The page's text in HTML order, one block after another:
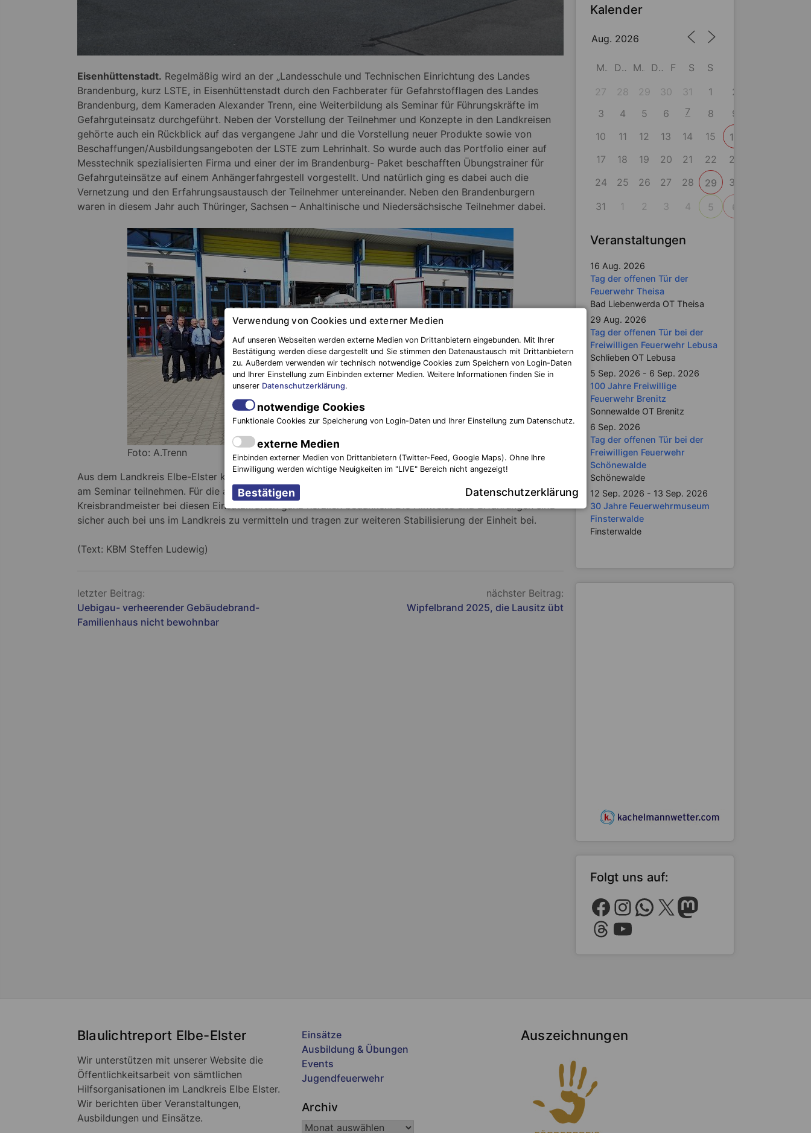
Eisenhüttenstadt. Regelmäßig wird an der „Landesschule und Technischen Einrichtung des Landes
Brandenburg, kurz LSTE, in Eisenhüttenstadt durch den Fachberater für Gefahrstofflagen des Landes
Brandenburg, dem Kameraden Alexander Trenn, eine Weiterbildung als Seminar für Führungskräfte im
Gefahrguteinsatz durchgeführt. Neben der Vorstellung der Teilnehmer und Konzepte in den Landkreisen
gehörte auch ein Rückblick auf das vergangene Jahr und die Vorstellung neuer Produkte sowie von
Beschaffungen/Ausbildungsangeboten der LSTE zum Lehrinhalt. So wurde auch das Portfolio einer auf
Messtechnik spezialisierten Firma und einer der im Brandenburg- Paket beschafften Übungstrainer für
Gefahrguteinsätze auf einem Anhängerfahrgestell vorgestellt. Und natürlich ging es dabei auch die
Vernetzung und den Erfahrungsaustausch der Teilnehmer untereinander. Neben den Brandenburgern
waren in diesem Jahr auch Thüringer, Sachsen – Anhaltinische und Niedersächsische Teilnehmer dabei.
Foto: A.Trenn
Aus dem Landkreis Elbe-Elster konnten zwei Kameraden aus dem Amt Elsterland, Ortswehr Rückersdorf,
am Seminar teilnehmen. Für die aufgebrachte Zeit und Arbeit möchte sich das Team der
Kreisbrandmeister bei diesen Einsatzkräften ganz herzlich bedanken. Die Hinweise und Erfahrungen sind
sicher auch bei uns im Landkreis zu vermitteln und tragen zur weiteren Stabilisierung der Einheit bei.
(Text: KBM Steffen Ludewig)
Beitragsnavigation
letzter Beitrag:
Uebigau- verheerender Gebäudebrand-
Familienhaus nicht bewohnbar
nächster Beitrag:
Wipfelbrand 2025, die Lausitz übt
Kalender
Aug. 2026
M D M D F S
S
27
28 29 30 31 1
2
3
4 5 6 7 8
9
10
11 12 13 14 15
16
17
18 19 20 21 22
23
24
25 26 27 28 29
30
31
1 2 3 4 5 6
Veranstaltungen
16 Aug. 2026
Tag der offenen Tür der
Feuerwehr Theisa
Bad Liebenwerda OT Theisa
29 Aug. 2026
Tag der offenen Tür bei der
Freiwilligen Feuerwehr Lebusa
Schlieben OT Lebusa
5 Sep. 2026 - 6 Sep. 2026
100 Jahre Freiwillige
Feuerwehr Brenitz
Sonnewalde OT Brenitz
6 Sep. 2026
Tag der offenen Tür bei der
Freiwilligen Feuerwehr
Schönewalde
Schönewalde
12 Sep. 2026 - 13 Sep. 2026
30 Jahre Feuerwehrmuseum
Finsterwalde
Finsterwalde
Folgt uns auf:
Facebook
Instagram
WhatsApp
X Mastodon
Threads
YouTube
Blaulichtreport Elbe-Elster
Wir unterstützen mit unserer Website die
Öffentlichkeitsarbeit von sämtlichen
Hilfsorganisationen im Landkreis Elbe Elster.
Wir berichten über Veranstaltungen,
Ausbildungen und Einsätze.
Einsätze
Ausbildung & Übungen
Events
Jugendfeuerwehr
Archiv
Auszeichnungen
Verwendung von Cookies und externer Medien
Auf unseren Webseiten werden externe Medien von Drittanbietern eingebunden. Mit Ihrer
Bestätigung werden diese dargestellt und Sie stimmen den Datenaustausch mit Drittanbietern
zu. Außerdem verwenden wir technisch notwendige Cookies zum Speichern von Login-Daten
und Ihrer Einstellung zum Einbinden externer Medien. Weitere Informationen finden Sie in
unserer Datenschutzerklärung.
notwendige Cookies
Funktionale Cookies zur Speicherung von Login-Daten und Ihrer Einstellung zum Datenschutz.
externe Medien
Einbinden externer Medien von Drittanbietern (Twitter-Feed, Google Maps). Ohne Ihre
Einwilligung werden wichtige Neuigkeiten im "LIVE" Bereich nicht angezeigt!
Datenschutzerklärung